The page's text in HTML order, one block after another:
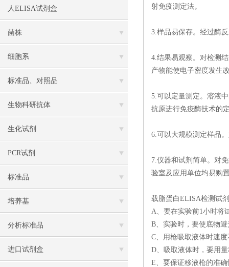
人ELISA试剂盒
菌株
细胞系
标准品、对照品
生物科研抗体
生化试剂
PCR试剂
标准品
培养基
分析标准品
进口试剂盒
射免疫测定法。
3.样品易保存。经过酶
4.结果易观察。对检测
产物能使电子密度发生
5.可以定量测定。溶液
抗原进行免疫酶技术的
6.可以大规模测定样品
7.仪器和试剂简单。对
验室及应用单位均易购
载脂蛋白ELISA检测试
A、要在实验前1小时将
B、实验时，要使底物
C、用枪吸取液体时速
D、吸取液体时，要用
E、要保证移液枪的准